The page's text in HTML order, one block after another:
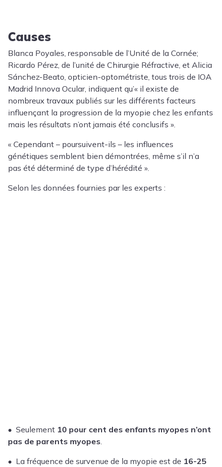
Causes
Blanca Poyales, responsable de l’Unité de la Cornée;
Ricardo Pérez, de l’unité de Chirurgie Réfractive, et Alicia
Sánchez-Beato, opticien-optométriste, tous trois de IOA
Madrid Innova Ocular, indiquent qu’« il existe de
nombreux travaux publiés sur les différents facteurs
influençant la progression de la myopie chez les enfants
mais les résultats n’ont jamais été conclusifs ».
« Cependant – poursuivent-ils – les influences
génétiques semblent bien démontrées, même s’il n’a
pas été déterminé de type d’hérédité ».
Selon les données fournies par les experts :
• Seulement 10 pour cent des enfants myopes n’ont
pas de parents myopes
• La fréquence de survenue de la myopie est de 16-25